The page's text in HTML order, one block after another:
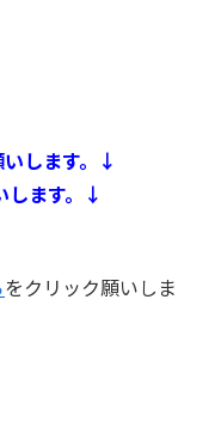
します。↓
します。↓
をクリック願いしま